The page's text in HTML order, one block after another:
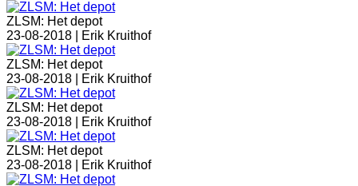
ZLSM: Het depot
23-08-2018 |
Erik Kruithof
ZLSM: Het depot
23-08-2018 |
Erik Kruithof
ZLSM: Het depot
23-08-2018 |
Erik Kruithof
ZLSM: Het depot
23-08-2018 |
Erik Kruithof